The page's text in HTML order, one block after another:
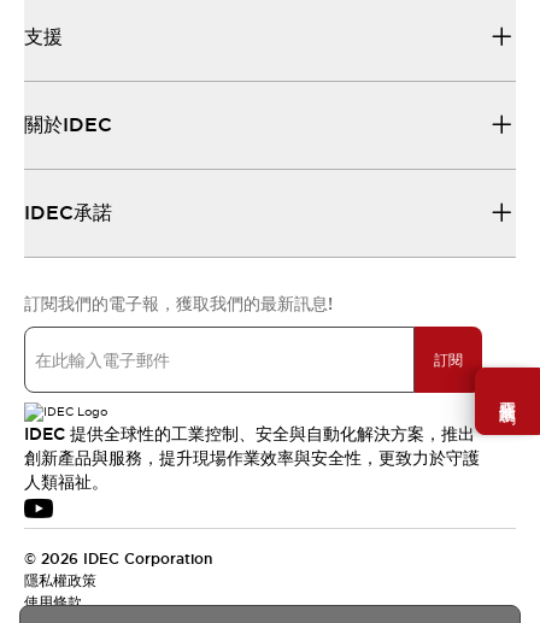
需要幫助嗎？
支援
關於IDEC
IDEC承諾
訂閱我們的電子報，獲取我們的最新訊息!
訂閱
IDEC 提供全球性的工業控制、安全與自動化解決方案，推出
創新產品與服務，提升現場作業效率與安全性，更致力於守護
人類福祉。
© 2026 IDEC Corporation
隱私權政策
使用條款